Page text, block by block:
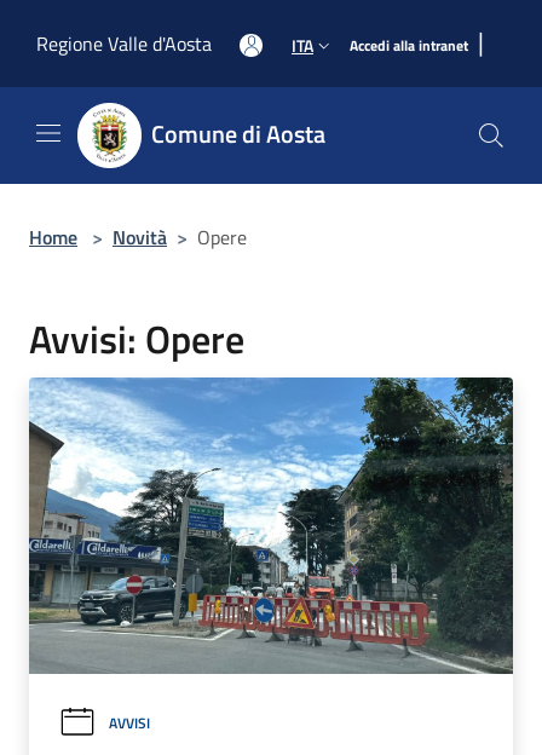
Regione Valle d'Aosta
ITA Accedi alla intranet |
Comune di Aosta
Home > Novità > Opere
Avvisi: Opere
AVVISI